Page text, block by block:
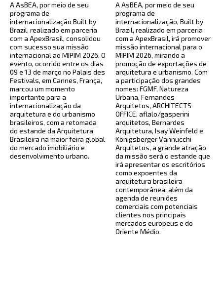
A AsBEA, por meio de seu
programa de
internacionalização Built by
Brazil, realizado em parceria
com a ApexBrasil, consolidou
com sucesso sua missão
internacional ao MIPIM 2026. O
evento, ocorrido entre os dias
09 e 13 de março no Palais des
Festivals, em Cannes, França,
marcou um momento
importante para a
internacionalização da
arquitetura e do urbanismo
brasileiros, com a retomada
do estande da Arquitetura
Brasileira na maior feira global
do mercado imobiliário e
desenvolvimento urbano.
A AsBEA, por meio de seu
programa de
internacionalização, Built by
Brazil, realizado em parceria
com a ApexBrasil, irá promover
missão internacional para o
MIPIM 2026, mirando a
promoção de exportações de
arquitetura e urbanismo. Com
a participação dos grandes
nomes: FGMF, Natureza
Urbana, Fernandes
Arquitetos, ARCHITECTS
OFFICE, aflalo/gasperini
arquitetos, Bernardes
Arquitetura, Isay Weinfeld e
Königsberger Vannucchi
Arquitetos, a grande atração
da missão será o estande que
irá apresentar os escritórios
como expoentes da
arquitetura brasileira
contemporânea, além da
agenda de reuniões
comerciais com potenciais
clientes nos principais
mercados europeus e do
Oriente Médio.